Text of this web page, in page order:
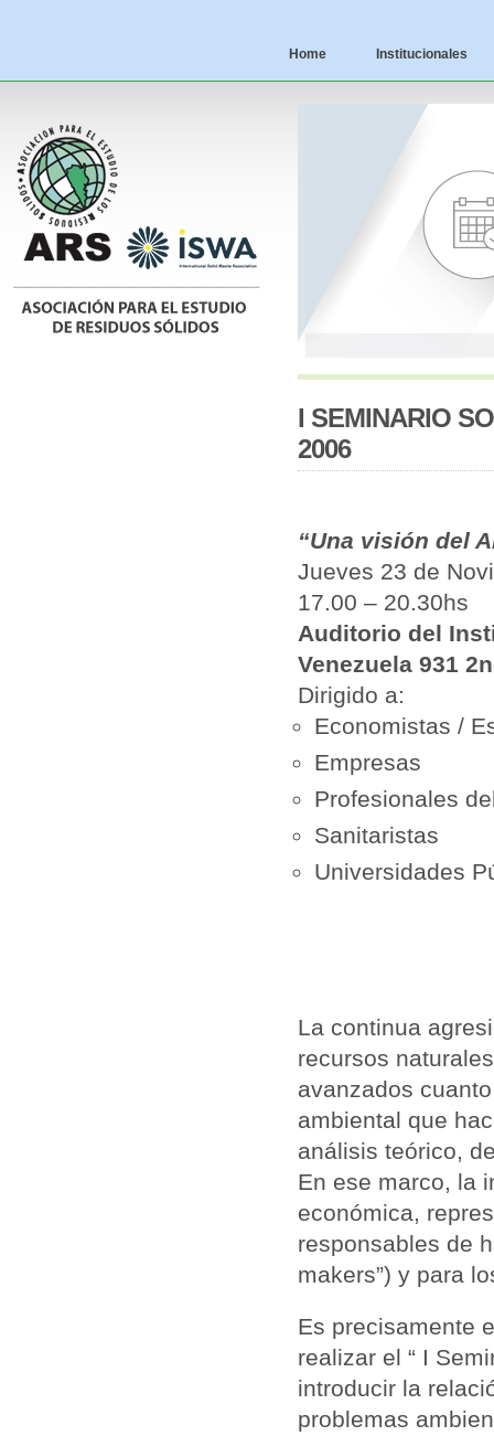
Home Institucionales
I SEMINARIO
2006
“Una visión del
Jueves 23 de
17.00 – 20.30hs
Auditorio del
Venezuela 931
Dirigido a:
Economistas /
Empresas
Profesionales
Sanitaristas
Universidades
La continua
recursos
avanzados
ambiental que
análisis teórico,
En ese marco, la
económica,
responsables de
makers”) y para
Es precisamente
realizar el “ I
introducir la
problemas